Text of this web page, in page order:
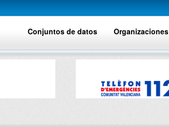
Conjuntos de datos Organizaciones